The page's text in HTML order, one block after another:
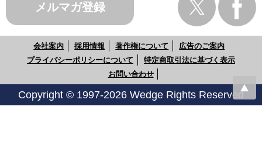
メルマガ登録
会社案内 採用情報 著作権について
広告のご案内
プライバシーポリシーについて
特定商取引法に基づく表示
お問い合わせ
Copyright © 1997-2026 Wedge Rights Reserved